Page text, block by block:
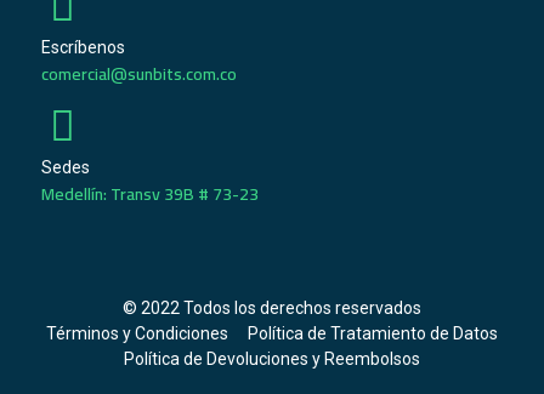
Escríbenos
comercial@sunbits.com.co
Sedes
Medellín: Transv 39B # 73-23
© 2022 Todos los derechos reservados
Términos y Condiciones
Política de Tratamiento de Datos
Política de Devoluciones y Reembolsos